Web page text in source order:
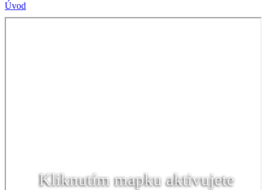
Úvod
Kliknutím mapku aktivujete